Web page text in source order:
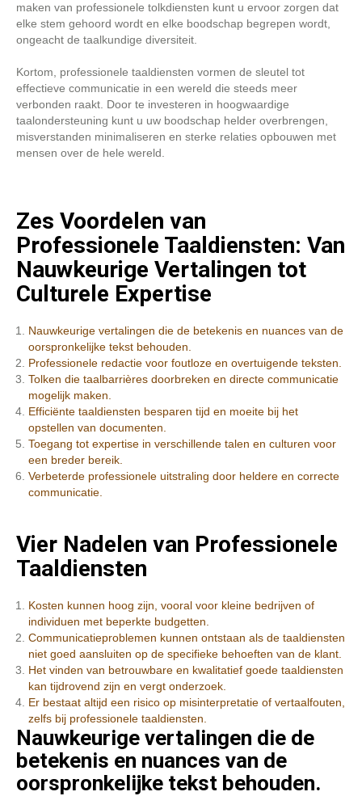
maken van professionele tolkdiensten kunt u ervoor zorgen dat
elke stem gehoord wordt en elke boodschap begrepen wordt,
ongeacht de taalkundige diversiteit.
Kortom, professionele taaldiensten vormen de sleutel tot
effectieve communicatie in een wereld die steeds meer
verbonden raakt. Door te investeren in hoogwaardige
taalondersteuning kunt u uw boodschap helder overbrengen,
misverstanden minimaliseren en sterke relaties opbouwen met
mensen over de hele wereld.
Zes Voordelen van
Professionele Taaldiensten: Van
Nauwkeurige Vertalingen tot
Culturele Expertise
Nauwkeurige vertalingen die de betekenis en nuances van de
oorspronkelijke tekst behouden.
Professionele redactie voor foutloze en overtuigende teksten.
Tolken die taalbarrières doorbreken en directe communicatie
mogelijk maken.
Efficiënte taaldiensten besparen tijd en moeite bij het
opstellen van documenten.
Toegang tot expertise in verschillende talen en culturen voor
een breder bereik.
Verbeterde professionele uitstraling door heldere en correcte
communicatie.
Vier Nadelen van Professionele
Taaldiensten
Kosten kunnen hoog zijn, vooral voor kleine bedrijven of
individuen met beperkte budgetten.
Communicatieproblemen kunnen ontstaan als de taaldiensten
niet goed aansluiten op de specifieke behoeften van de klant.
Het vinden van betrouwbare en kwalitatief goede taaldiensten
kan tijdrovend zijn en vergt onderzoek.
Er bestaat altijd een risico op misinterpretatie of vertaalfouten,
zelfs bij professionele taaldiensten.
Nauwkeurige vertalingen die de
betekenis en nuances van de
oorspronkelijke tekst behouden.